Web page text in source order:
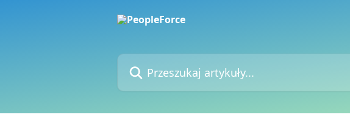
Przeszukaj artykuły...